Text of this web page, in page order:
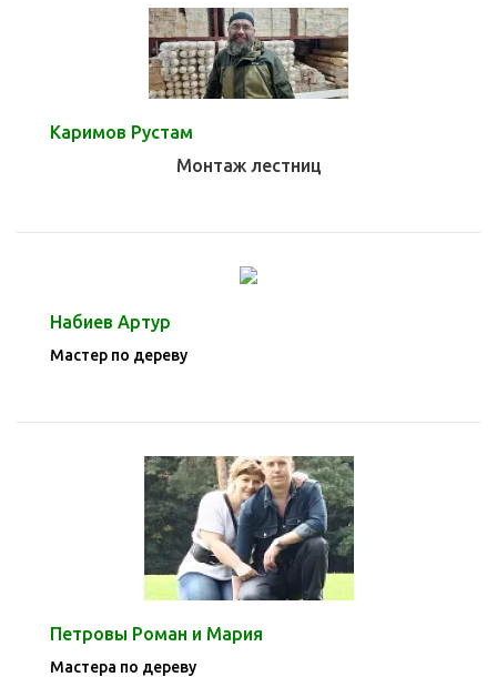
Каримов Рустам
Монтаж лестниц
Набиев Артур
Мастер по дереву
Петровы Роман и Мария
Мастера по дереву